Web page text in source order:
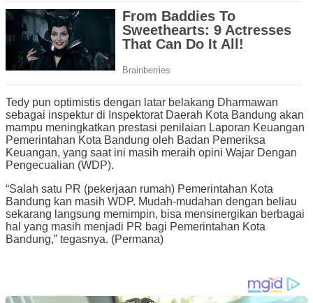
Tedy pun optimistis dengan latar belakang Dharmawan
sebagai inspektur di Inspektorat Daerah Kota Bandung akan
mampu meningkatkan prestasi penilaian Laporan Keuangan
Pemerintahan Kota Bandung oleh Badan Pemeriksa
Keuangan, yang saat ini masih meraih opini Wajar Dengan
Pengecualian (WDP).
“Salah satu PR (pekerjaan rumah) Pemerintahan Kota
Bandung kan masih WDP. Mudah-mudahan dengan beliau
sekarang langsung memimpin, bisa mensinergikan berbagai
hal yang masih menjadi PR bagi Pemerintahan Kota
Bandung,” tegasnya. (Permana)